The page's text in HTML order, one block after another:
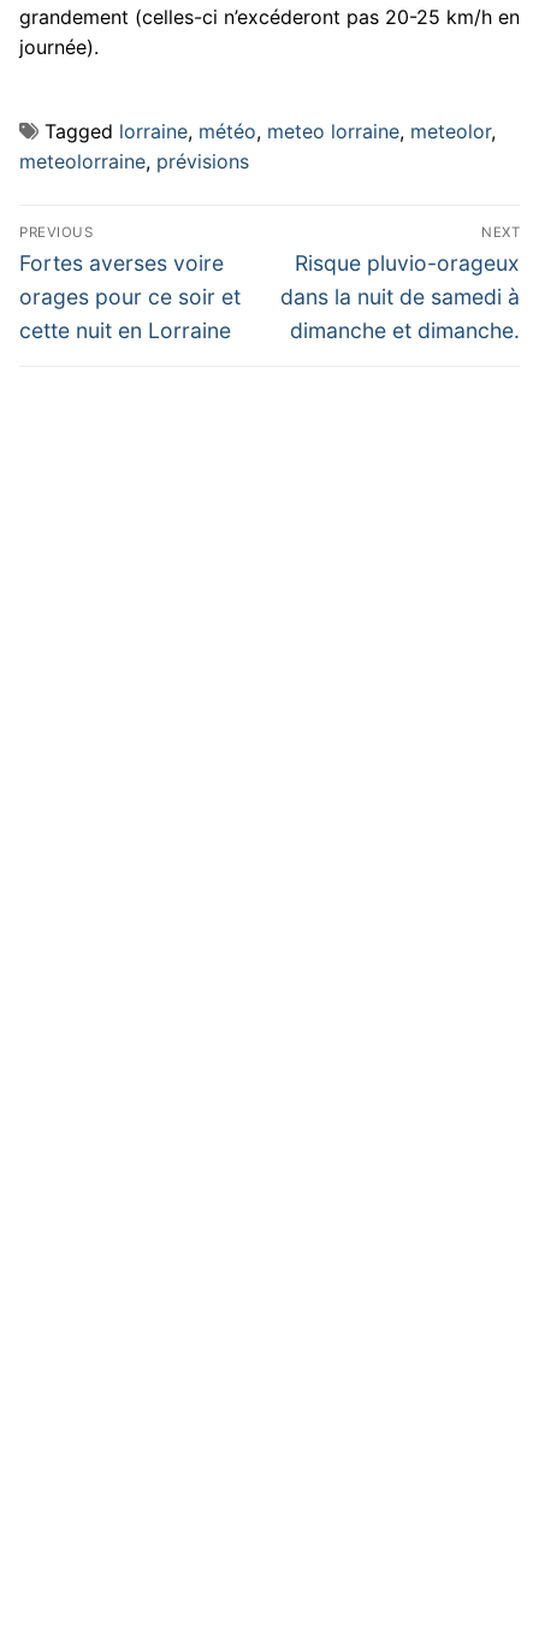
grandement (celles-ci n’excéderont pas 20-25 km/h en
journée).
Tagged lorraine, météo, meteo lorraine, meteolor,
meteolorraine, prévisions
Navigation
de
l’article
PREVIOUS
Previous
post:
Fortes averses voire
orages pour ce soir et
cette nuit en Lorraine
NEXT
Next
post:
Risque pluvio-orageux
dans la nuit de samedi à
dimanche et dimanche.